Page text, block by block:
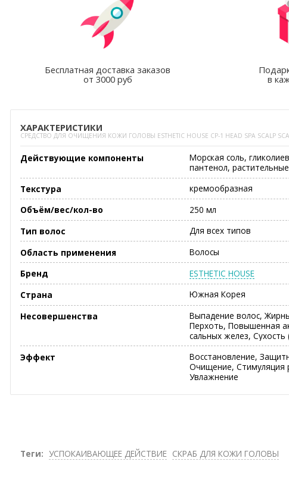
Бесплатная доставка заказов
от 3000 руб
в
ХАРАКТЕРИСТИКИ
СРЕДСТВО ДЛЯ ОЧИЩЕНИЯ КОЖИ ГОЛОВЫ ESTHETIC HOUSE CP-1 HEAD SPA SCALP
Действующие компоненты
Морская соль,
пантенол,
Текстура
кремообразная
Объём/вес/кол-во
250 мл
Тип волос
Для всех типов
Область применения
Волосы
Бренд
ESTHETIC HOUSE
Страна
Южная Корея
Несовершенства
Выпадение волос,
Перхоть, Повышенная
сальных желез,
Эффект
Восстановление,
Очищение, Стимуляция
Увлажнение
Теги: УСПОКАИВАЮЩЕЕ ДЕЙСТВИЕ СКРАБ ДЛЯ КОЖИ ГОЛОВЫ